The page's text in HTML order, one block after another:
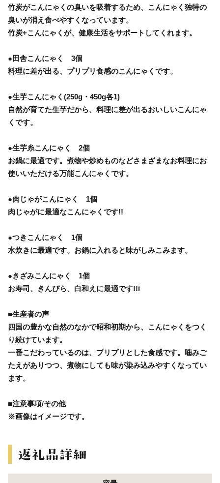
竹炭がこんにゃくの臭いを吸着するため、こんにゃく独特の
臭いが消え食べやすくなっています。
竹炭+こんにゃくが、健康生活をサポートしてくれます。
●田舎こんにゃく 3個
料理に差が出る、プリプリ食感のこんにゃくです。
●生芋こんにゃく(250g・450g各1)
自然が育てた生芋だから、料理に差が出るおいしいこんにゃ
くです。
●生芋糸こんにゃく 2個
お鍋に最適です。煮物や炒めものなどさまざまなお料理にお
使いいただける万能こんにゃくです。
●肉じゃがこんにゃく 1個
肉じゃがに最適なこんにゃくです!!
●つきこんにゃく 1個
水炊きに最適です。お鍋に入れると味がしみこみます。
●きざみこんにゃく 1個
お寿司、きんぴら、白和えに最適です!!i
■生産者の声
四国の豊かな自然のなかで昭和初期から、こんにゃくをつく
り続けています。
一番こだわっているのは、プリプリとした食感です。噛みご
たえがありつつ、煮物にしても味が染み込みやすくなってい
ます。
■注意事項/その他
※画像はイメージです。